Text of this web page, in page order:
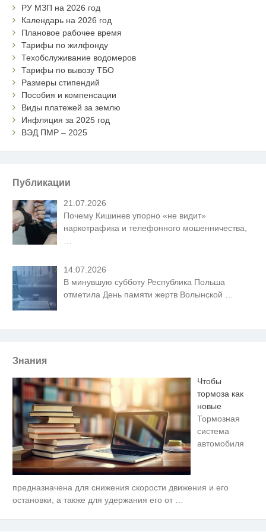
РУ МЗП на 2026 год
Календарь на 2026 год
Плановое рабочее время
Тарифы по жилфонду
Техобслуживание водомеров
Тарифы по вывозу ТБО
Размеры стипендий
Пособия и компенсации
Виды платежей за землю
Инфляция за 2025 год
ВЭД ПМР – 2025
Публикации
21.07.2026
Почему Кишинев упорно «не видит»
наркотрафика и телефонного мошенничества,
…
14.07.2026
В минувшую субботу Республика Польша
отметила День памяти жертв Волынской
Знания
Чтобы
тормоза как
новые
Тормозная
система
автомобиля
предназначена для снижения скорости движения и его
остановки, а также для удержания его от
i
Скрытая камера на пляже
Крыма: Что люди вытворяют,
когда их не видят...